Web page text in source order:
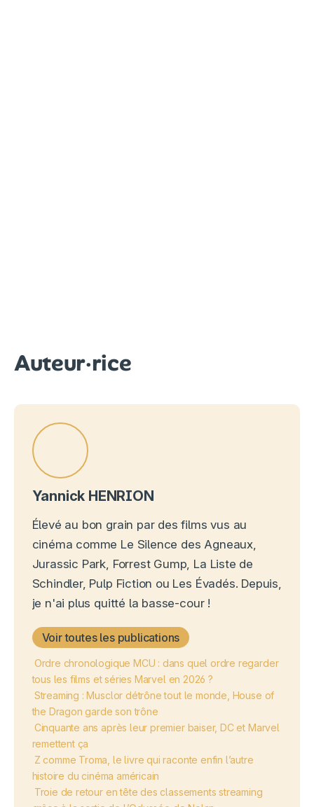
Auteur·rice
Yannick HENRION
Élevé au bon grain par des films vus au
cinéma comme Le Silence des Agneaux,
Jurassic Park, Forrest Gump, La Liste de
Schindler, Pulp Fiction ou Les Évadés. Depuis,
je n'ai plus quitté la basse-cour !
Voir toutes les publications
Ordre chronologique MCU : dans quel ordre regarder
tous les films et séries Marvel en 2026 ?
Streaming : Musclor détrône tout le monde, House of
the Dragon garde son trône
Cinquante ans après leur premier baiser, DC et Marvel
remettent ça
Z comme Troma, le livre qui raconte enfin l’autre
histoire du cinéma américain
Troie de retour en tête des classements streaming